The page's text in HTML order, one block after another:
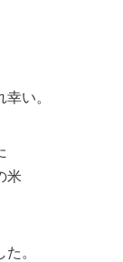
い。
米
。